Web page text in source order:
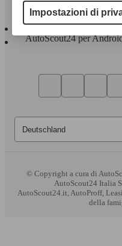
AutoScout24 per iOS
AutoScout24 per
© Copyright a cura di
AutoScout24 Italia
AutoScout24.it, AutoProff,
della
Impostazioni di